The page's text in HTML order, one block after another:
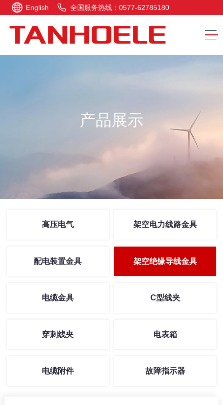
English 全国服务热线：0577-62785180
产品展示
高压电气 架空电力线路金具
配电装置金具 架空绝缘导线金具
电缆金具 C型线夹
穿刺线夹 电表箱
电缆附件 故障指示器